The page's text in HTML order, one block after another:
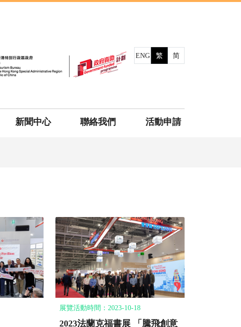
ENG 繁 简
新聞中心 聯絡我們 活動申請
展覽活動時間：2023-10-18
2023法蘭克福書展 「騰飛創意